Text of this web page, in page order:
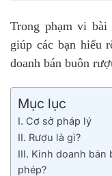
Trong phạm vi
giúp các bạn hiểu
doanh bán buôn
Mục lục
I. Cơ sở pháp lý
II. Rượu là gì?
III. Kinh doanh bán
phép?